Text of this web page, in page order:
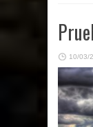
10/03/